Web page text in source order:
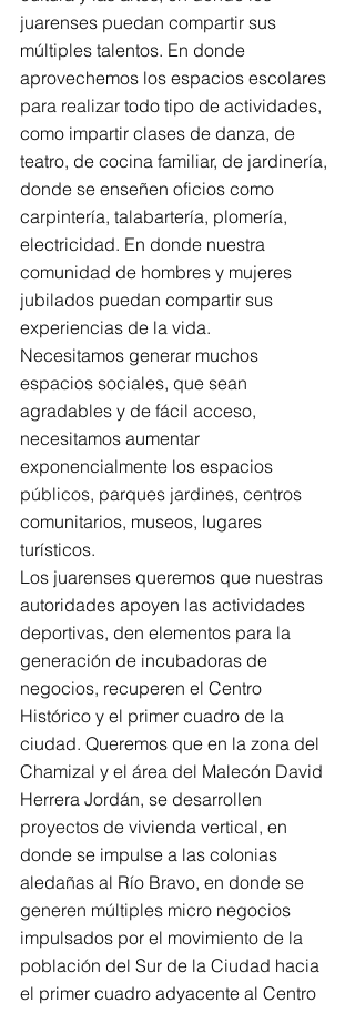
juarenses puedan compartir sus
múltiples talentos. En donde
aprovechemos los espacios escolares
para realizar todo tipo de actividades,
como impartir clases de danza, de
teatro, de cocina familiar, de jardinería,
donde se enseñen oficios como
carpintería, talabartería, plomería,
electricidad. En donde nuestra
comunidad de hombres y mujeres
jubilados puedan compartir sus
experiencias de la vida.
Necesitamos generar muchos
espacios sociales, que sean
agradables y de fácil acceso,
necesitamos aumentar
exponencialmente los espacios
públicos, parques jardines, centros
comunitarios, museos, lugares
turísticos.
Los juarenses queremos que nuestras
autoridades apoyen las actividades
deportivas, den elementos para la
generación de incubadoras de
negocios, recuperen el Centro
Histórico y el primer cuadro de la
ciudad. Queremos que en la zona del
Chamizal y el área del Malecón David
Herrera Jordán, se desarrollen
proyectos de vivienda vertical, en
donde se impulse a las colonias
aledañas al Río Bravo, en donde se
generen múltiples micro negocios
impulsados por el movimiento de la
población del Sur de la Ciudad hacia
el primer cuadro adyacente al Centro